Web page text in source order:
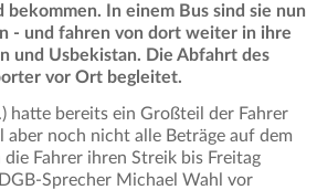
bekommen. In einem Bus sind sie nun
- und fahren von dort weiter in ihre
und Usbekistan. Die Abfahrt des
vor Ort begleitet.
hatte bereits ein Großteil der Fahrer
aber noch nicht alle Beträge auf dem
Fahrer ihren Streik bis Freitag
Sprecher Michael Wahl vor